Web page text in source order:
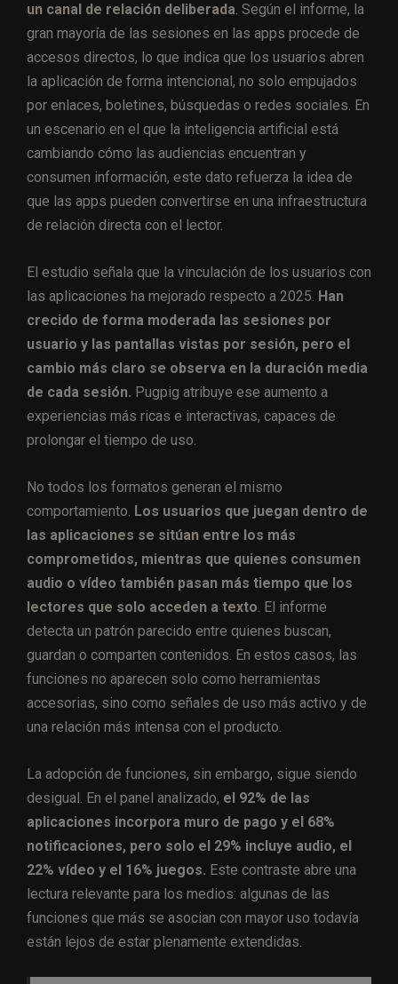
un canal de relación deliberada. Según el informe, la
gran mayoría de las sesiones en las apps procede de
accesos directos, lo que indica que los usuarios abren
la aplicación de forma intencional, no solo empujados
por enlaces, boletines, búsquedas o redes sociales. En
un escenario en el que la inteligencia artificial está
cambiando cómo las audiencias encuentran y
consumen información, este dato refuerza la idea de
que las apps pueden convertirse en una infraestructura
de relación directa con el lector.
El estudio señala que la vinculación de los usuarios con
las aplicaciones ha mejorado respecto a 2025. Han
crecido de forma moderada las sesiones por
usuario y las pantallas vistas por sesión, pero el
cambio más claro se observa en la duración media
de cada sesión. Pugpig atribuye ese aumento a
experiencias más ricas e interactivas, capaces de
prolongar el tiempo de uso.
No todos los formatos generan el mismo
comportamiento. Los usuarios que juegan dentro de
las aplicaciones se sitúan entre los más
comprometidos, mientras que quienes consumen
audio o vídeo también pasan más tiempo que los
lectores que solo acceden a texto. El informe
detecta un patrón parecido entre quienes buscan,
guardan o comparten contenidos. En estos casos, las
funciones no aparecen solo como herramientas
accesorias, sino como señales de uso más activo y de
una relación más intensa con el producto.
La adopción de funciones, sin embargo, sigue siendo
desigual. En el panel analizado, el 92% de las
aplicaciones incorpora muro de pago y el 68%
notificaciones, pero solo el 29% incluye audio, el
22% vídeo y el 16% juegos. Este contraste abre una
lectura relevante para los medios: algunas de las
funciones que más se asocian con mayor uso todavía
están lejos de estar plenamente extendidas.